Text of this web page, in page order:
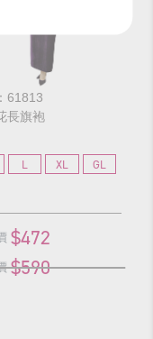
61813
長旗袍
L XL GL
$472
$590